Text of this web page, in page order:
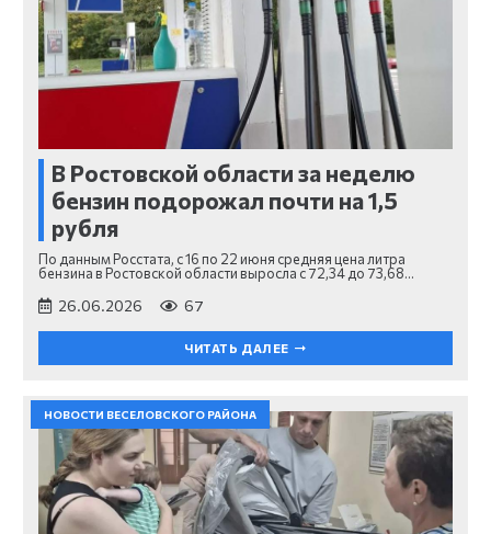
В Ростовской области за неделю
бензин подорожал почти на 1,5
рубля
По данным Росстата, с 16 по 22 июня средняя цена литра
бензина в Ростовской области выросла с 72,34 до 73,68…
26.06.2026 67
ЧИТАТЬ ДАЛЕЕ
НОВОСТИ ВЕСЕЛОВСКОГО РАЙОНА